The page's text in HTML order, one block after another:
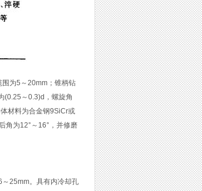
为5～20mm；锥柄钻
(0.25～0.3)d，螺旋角
材料为合金钢9SiCr或
角为12°～16°，并修磨
25mm。具有内冷却孔